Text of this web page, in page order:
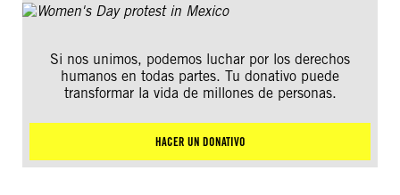
Si nos unimos, podemos luchar por los derechos
humanos en todas partes. Tu donativo puede
transformar la vida de millones de personas.
HACER UN DONATIVO